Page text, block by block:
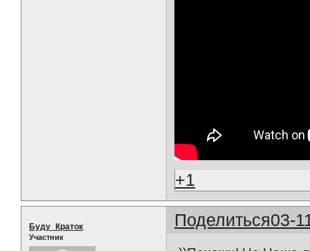
+1
Поделиться03-
Буду_Краток
Участник